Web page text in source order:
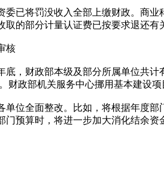
委已将罚没收入全部上缴财政。商
取的部分计量认证费已按要求退还有
核
底，财政部本级及部分所属单位共
财政部机关服务中心挪用基本建设
单位全面整改。比如，将根据年度
门预算时，将进一步加大消化结余